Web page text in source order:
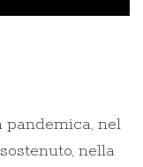
pandemica, nel
nella